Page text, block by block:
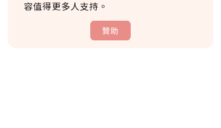
容值得更多人支持。
贊助